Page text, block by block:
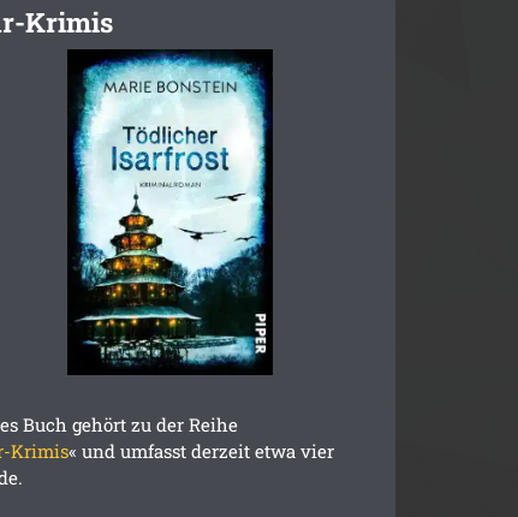
Krimis
Buch gehört zu der Reihe
Krimis« und umfasst derzeit etwa vier